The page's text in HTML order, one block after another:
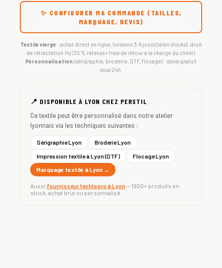
✨ CONFIGURER MA COMMANDE (TAILLES,
MARQUAGE, DEVIS)
Textile vierge : achat direct en ligne, livraison 3-5 jours(selon stocks), droit
de rétractation 14j (30 % retenus + frais de retour à la charge du client).
Personnalisation (sérigraphie, broderie, DTF, flocage) : devis gratuit
sous 24h.
📍 DISPONIBLE À LYON CHEZ PERSTIL
Ce textile peut être personnalisé dans notre atelier
lyonnais via les techniques suivantes :
Sérigraphie Lyon
Broderie Lyon
Impression textile à Lyon (DTF)
Flocage Lyon
Marquage textile à Lyon →
Aussi fournisseur textile pro à Lyon— 1900+ produits en
stock, achat brut ou personnalisé.